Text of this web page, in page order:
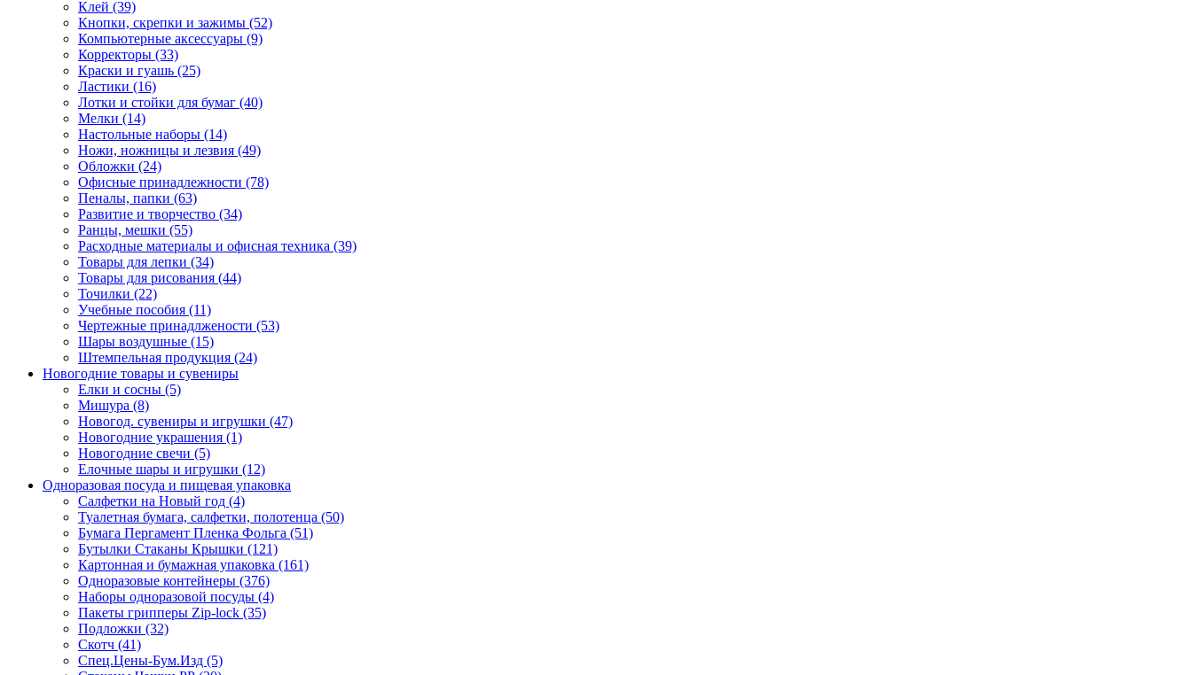
Клей (39)
Кнопки, скрепки и зажимы (52)
Компьютерные аксессуары (9)
Корректоры (33)
Краски и гуашь (25)
Ластики (16)
Лотки и стойки для бумаг (40)
Мелки (14)
Настольные наборы (14)
Ножи, ножницы и лезвия (49)
Обложки (24)
Офисные принадлежности (78)
Пеналы, папки (63)
Развитие и творчество (34)
Ранцы, мешки (55)
Расходные материалы и офисная техника (39)
Товары для лепки (34)
Товары для рисования (44)
Точилки (22)
Учебные пособия (11)
Чертежные принадлжености (53)
Шары воздушные (15)
Штемпельная продукция (24)
Новогодние товары и сувениры
Елки и сосны (5)
Мишура (8)
Новогод. сувениры и игрушки (47)
Новогодние украшения (1)
Новогодние свечи (5)
Елочные шары и игрушки (12)
Одноразовая посуда и пищевая упаковка
Салфетки на Новый год (4)
Туалетная бумага, салфетки, полотенца (50)
Бумага Пергамент Пленка Фольга (51)
Бутылки Стаканы Крышки (121)
Картонная и бумажная упаковка (161)
Одноразовые контейнеры (376)
Наборы одноразовой посуды (4)
Пакеты грипперы Zip-lock (35)
Подложки (32)
Скотч (41)
Спец.Цены-Бум.Изд (5)